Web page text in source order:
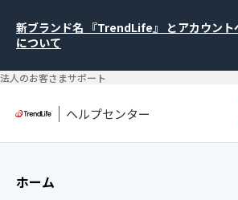
新ブランド名 『TrendLife』 とアカウント
について
法人のお客さまサポート
ヘルプセンター
ホーム